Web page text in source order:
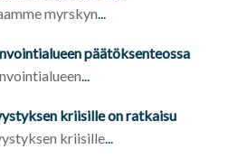
myrskyn...
päätöksenteossa
...
kriisille on ratkaisu
kriisille...